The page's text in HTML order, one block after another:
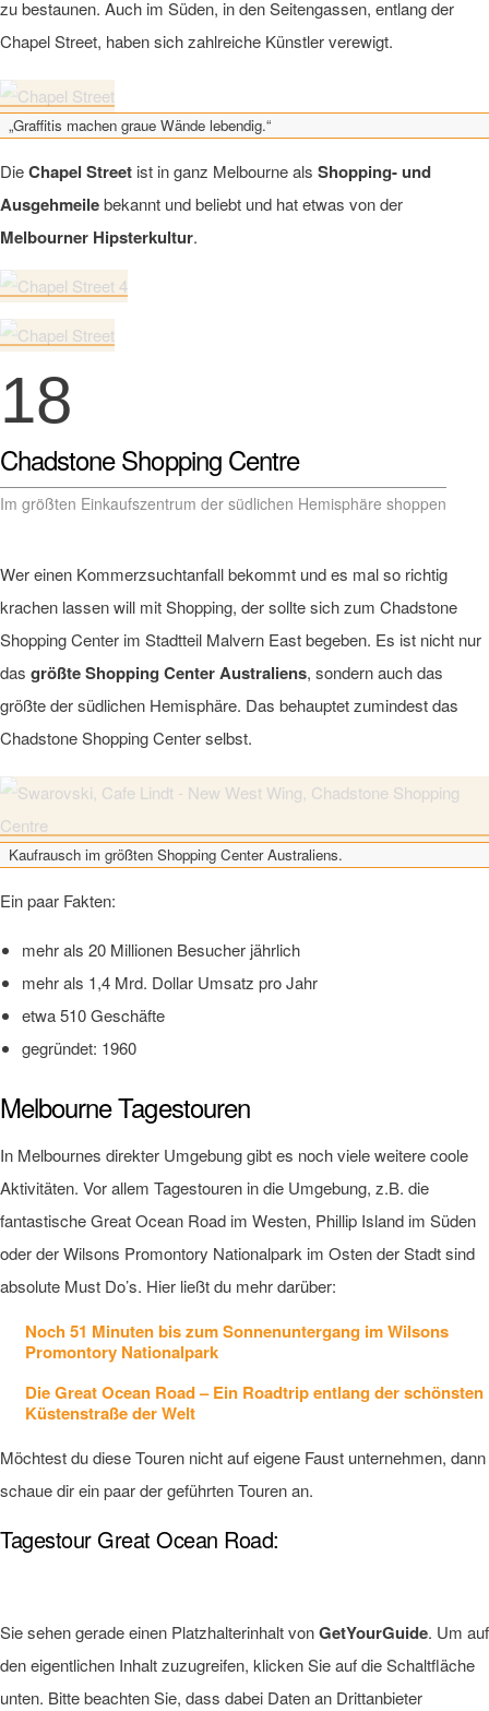
zu bestaunen. Auch im Süden, in den Seitengassen, entlang der
Chapel Street, haben sich zahlreiche Künstler verewigt.
„Graffitis machen graue Wände lebendig.“
DieChapel Street ist in ganz Melbourne als Shopping- und
Ausgehmeilebekannt und beliebt und hat etwas von der
Melbourner Hipsterkultur.
18
Chadstone Shopping Centre
Im größten Einkaufszentrum der südlichen Hemisphäre shoppen
Wer einen Kommerzsuchtanfall bekommt und es mal so richtig
krachen lassen will mit Shopping, der sollte sich zum Chadstone
Shopping Center im Stadtteil Malvern East begeben. Es ist nicht nur
das größte Shopping Center Australiens, sondern auch das
größte der südlichen Hemisphäre. Das behauptet zumindest das
Chadstone Shopping Center selbst.
Kaufrausch im größten Shopping Center Australiens.
Ein paar Fakten:
mehr als 20 Millionen Besucher jährlich
mehr als 1,4 Mrd. Dollar Umsatz pro Jahr
etwa 510 Geschäfte
gegründet: 1960
Melbourne Tagestouren
In Melbournes direkter Umgebung gibt es noch viele weitere coole
Aktivitäten. Vor allem Tagestouren in die Umgebung, z.B. die
fantastische Great Ocean Road im Westen, Phillip Island im Süden
oder der Wilsons Promontory Nationalpark im Osten der Stadt sind
absolute Must Do’s. Hier ließt du mehr darüber:
Noch 51 Minuten bis zum Sonnenuntergang im Wilsons
Promontory Nationalpark
Die Great Ocean Road – Ein Roadtrip entlang der schönsten
Küstenstraße der Welt
Möchtest du diese Touren nicht auf eigene Faust unternehmen, dann
schaue dir ein paar der geführten Touren an.
Tagestour Great Ocean Road:
Sie sehen gerade einen Platzhalterinhalt vonGetYourGuide. Um auf
den eigentlichen Inhalt zuzugreifen, klicken Sie auf die Schaltfläche
unten. Bitte beachten Sie, dass dabei Daten an Drittanbieter